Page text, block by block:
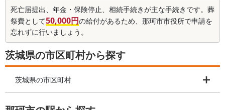
死亡届提出、年金・保険停止、相続手続きが主な手続きです。葬
祭費として50,000円の給付があるため、那珂市市役所で申請を
忘れずに行いましょう。
茨城県の市区町村から探す
茨城県の市区町村